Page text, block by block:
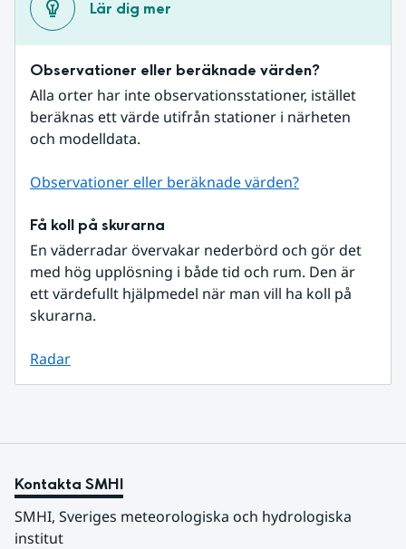
Lär dig mer
Observationer eller beräknade värden?
Alla orter har inte observationsstationer, istället
beräknas ett värde utifrån stationer i närheten
och modelldata.
Observationer eller beräknade värden?
Få koll på skurarna
En väderradar övervakar nederbörd och gör det
med hög upplösning i både tid och rum. Den är
ett värdefullt hjälpmedel när man vill ha koll på
skurarna.
Radar
Kontakta SMHI
SMHI, Sveriges meteorologiska och hydrologiska
institut